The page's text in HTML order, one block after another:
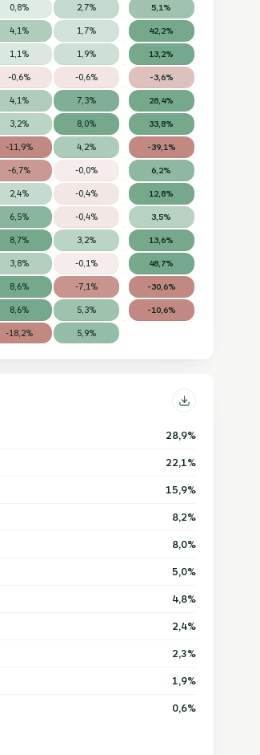
0,8% 2,7% 5,1%
4,1% 1,7% 42,2%
1,1% 1,9% 13,2%
-0,6% -0,6% -3,6%
4,1% 7,3% 28,4%
3,2% 8,0% 33,8%
-11,9% 4,2% -39,1%
-6,7% -0,0% 6,2%
2,4% -0,4% 12,8%
6,5% -0,4% 3,5%
8,7% 3,2% 13,6%
3,8% -0,1% 48,7%
8,6% -7,1% -30,6%
8,6% 5,3% -10,6%
-18,2% 5,9%
28,9%
22,1%
15,9%
8,2%
8,0%
5,0%
4,8%
2,4%
2,3%
1,9%
0,6%